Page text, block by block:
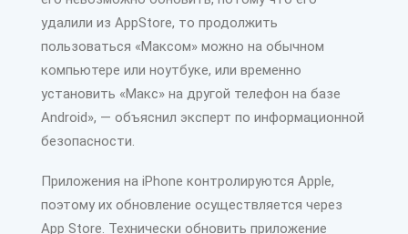
удалили из AppStore, то продолжить
пользоваться «Максом» можно на обычном
компьютере или ноутбуке, или временно
установить «Макс» на другой телефон на базе
Android», — объяснил эксперт по информационной
безопасности.
Приложения на iPhone контролируются Apple,
поэтому их обновление осуществляется через
App Store. Технически обновить приложение